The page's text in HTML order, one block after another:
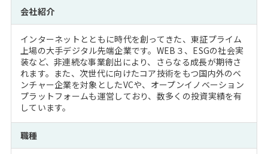
会社紹介
インターネットとともに時代を創ってきた、東証プライム
上場の大手デジタル先端企業です。WEB３、ESGの社会実
装など、非連続な事業創出により、さらなる成長が期待さ
れます。また、次世代に向けたコア技術をもつ国内外のベ
ンチャー企業を対象としたVCや、オープンイノベーション
プラットフォームも運営しており、数多くの投資実績を有
しています。
職種